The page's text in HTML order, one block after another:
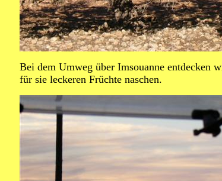
Bei dem Umweg über Imsouanne entdecken
für sie leckeren Früchte naschen.